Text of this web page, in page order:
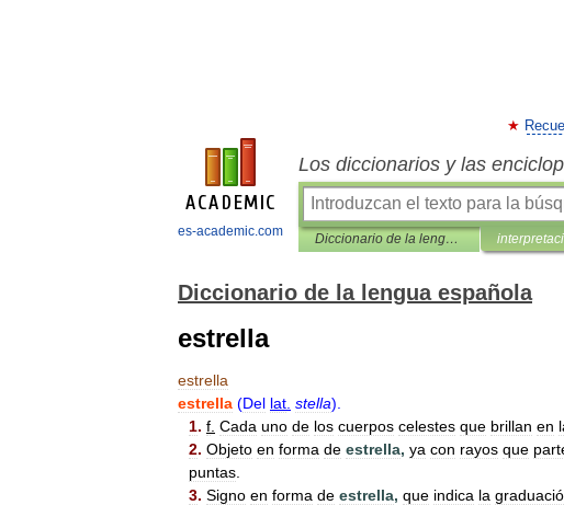
es-academic.com
Los diccionarios y las
Diccionario de la lengua española
Diccionario de la lengua española
estrella
estrella
estrella (Del lat stella).
1. f Cada uno de los cuerpos celestes que brillan en
2. Objeto en forma de estrella, ya con rayos que
puntas
3. Signo en forma de estrella, que indica la